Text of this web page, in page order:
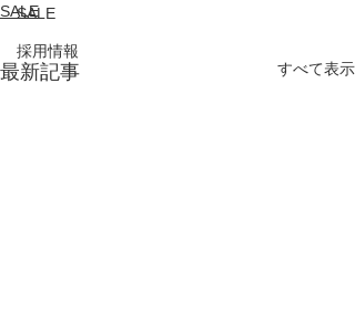
SALE
採用情報
SALE
最新記事 すべて表示